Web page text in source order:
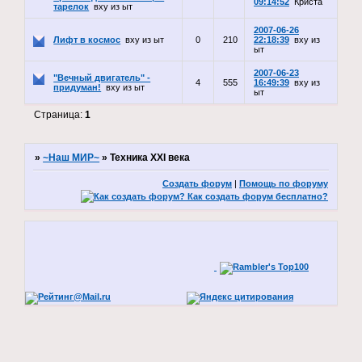
тарелок вху из ыт
Лифт в космос вху из ыт 0 210
2007-06-26
22:18:39 вху из
ыт
"Вечный двигатель" -
придуман!
вху из ыт 4 555
2007-06-23
16:49:39 вху из
ыт
Страница:1
»~Наш МИР~ »Техника XXI века
Создать форум | Помощь по форуму